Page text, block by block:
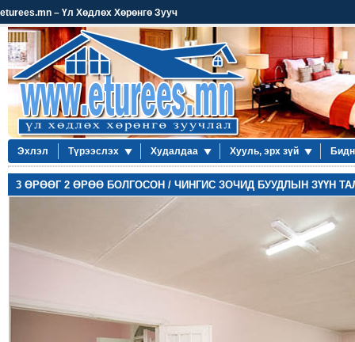
eturees.mn – Үл Хөдлөх Хөрөнгө Зууч
Эхлэл Түрээслэх Худалдаа Хууль, эрх зүй
3 ӨРӨӨГ 2 ӨРӨӨ БОЛГОСОН / ЧИНГИС ЗОЧИД БУУДЛЫН ЗҮҮН